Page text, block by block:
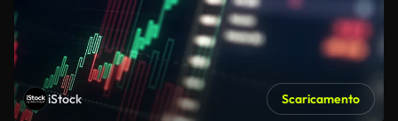
iStock Scaricamento